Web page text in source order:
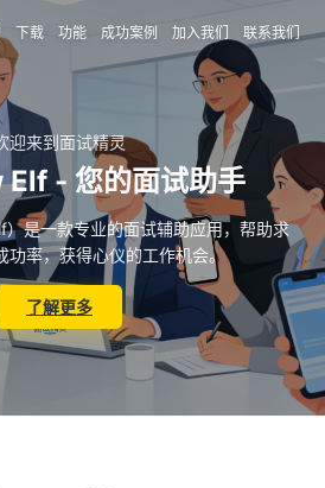
下载 功能 成功案例 加入我们 联系我们
迎来到面试精灵
- 您的面试助手
是一款专业的面试辅助应用，帮助求
功率，获得心仪的工作机会。
了解更多